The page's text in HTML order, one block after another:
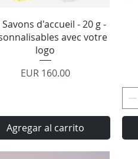
Vista rápida
Savons d'accueil - 20 g -
avec votre
logo
Precio
EUR 160.00
Agregar al carrito